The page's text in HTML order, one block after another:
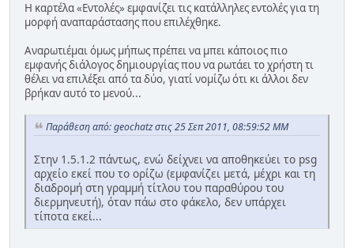
Η καρτέλα «Εντολές» εμφανίζει τις κατάλληλες εντολές για τη
μορφή αναπαράστασης που επιλέχθηκε.
Αναρωτιέμαι όμως μήπως πρέπει να μπει κάποιος πιο
εμφανής διάλογος δημιουργίας που να ρωτάει το χρήστη τι
θέλει να επιλέξει από τα δύο, γιατί νομίζω ότι κι άλλοι δεν
βρήκαν αυτό το μενού...
Παράθεση από: geochatz στις 25 Σεπ 2011, 08:59:52 ΜΜ
Στην 1.5.1.2 πάντως, ενώ δείχνει να αποθηκεύει το psg
αρχείο εκεί που το ορίζω (εμφανίζει μετά, μέχρι και τη
διαδρομή στη γραμμή τίτλου του παραθύρου του
διερμηνευτή), όταν πάω στο φάκελο, δεν υπάρχει
τίποτα εκεί...